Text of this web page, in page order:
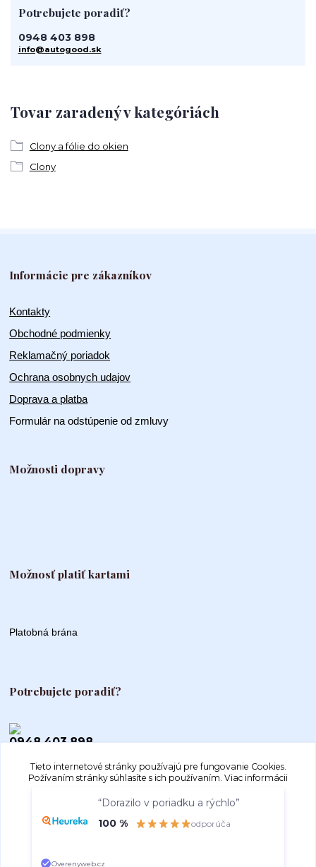
Tovar zaradený v kategóriách
Clony a fólie do okien
Clony
Potrebujete poradiť?
0948 403 898
info@autogood.sk
Informácie pre zákazníkov
Kontakty
Obchodné podmienky
Reklamačný poriadok
Ochrana osobnych udajov
Doprava a platba
Formulár na odstúpenie od zmluvy
Možnosti dopravy
Možnosť platiť kartami
Platobná brána
Potrebujete poradiť?
0948 403 898
info@autogood.sk
Vytvorené na
Tieto internetové stránky používajú pre fungovanie Cookies.
Požívaním stránky súhlasíte s ich používaním. Viac informácii
Nastavenia Súhlasím
“Dorazilo v poriadku a rýchlo”
100 %
odporúča
Overenyweb.cz